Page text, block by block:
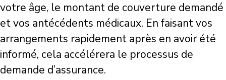
votre âge, le montant de couverture demandé
et vos antécédents médicaux. En faisant vos
arrangements rapidement après en avoir été
informé, cela accélérera le processus de
demande d’assurance.